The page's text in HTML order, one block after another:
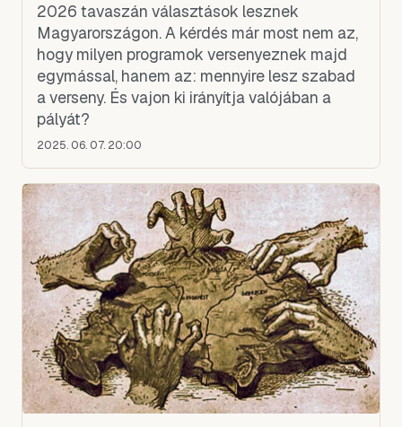
2026 tavaszán választások lesznek
Magyarországon. A kérdés már most nem az,
hogy milyen programok versenyeznek majd
egymással, hanem az: mennyire lesz szabad
a verseny. És vajon ki irányítja valójában a
pályát?
2025. 06. 07. 20:00